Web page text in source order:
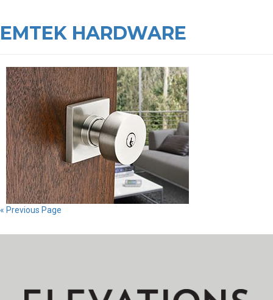
EMTEK HARDWARE
« Previous Page